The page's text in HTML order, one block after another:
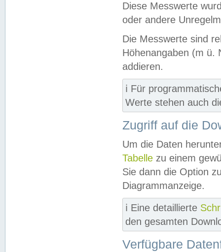
Diese Messwerte
oder andere
Die Messwerte sind
Höhenangaben (m ü.
addieren.
ℹ️ Für
Werte stehen auch
Zugriff auf die
Um die Daten
Tabelle zu einem
Sie dann die Option
Diagrammanzeige.
ℹ️ Eine detaillierte
den gesamten
Verfügbare